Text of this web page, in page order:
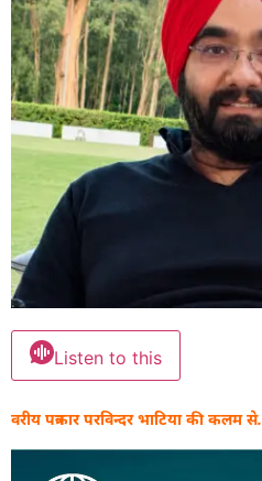
Listen to this
वरीय पत्रकार परविन्दर भाटिया की कलम से.